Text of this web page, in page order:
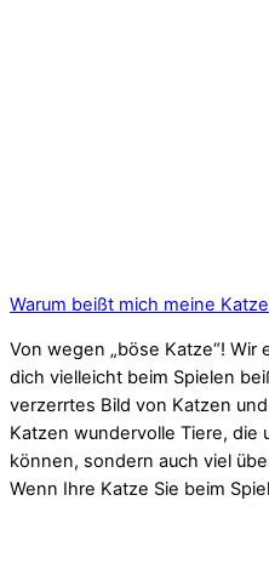
Warum beißt mich meine
Von wegen „böse Katze“! Wir
dich vielleicht beim Spielen
verzerrtes Bild von Katzen
Katzen wundervolle Tiere, die
können, sondern auch viel
Wenn Ihre Katze Sie beim